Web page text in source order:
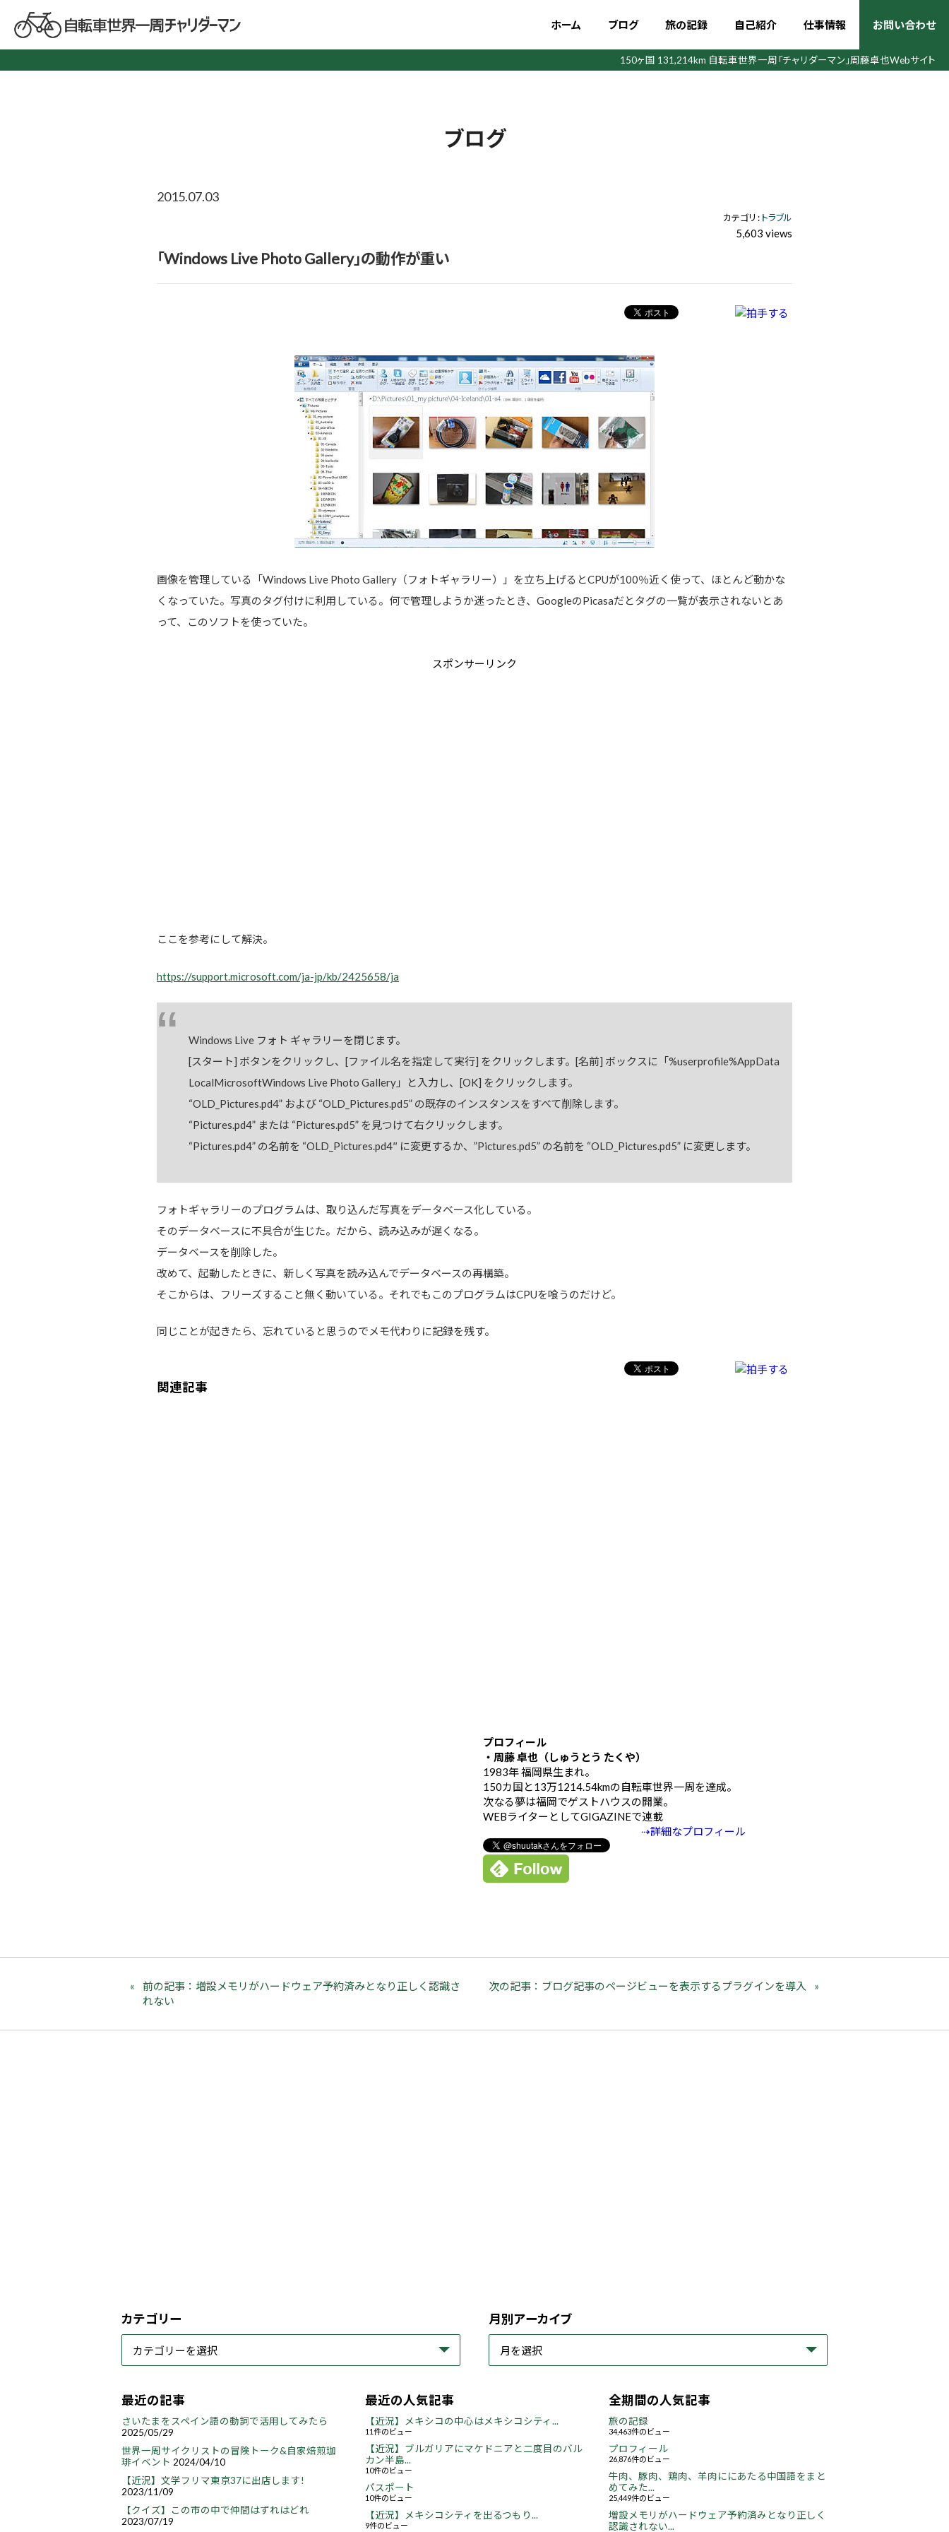
ホーム ブログ 旅の記録 自己紹介 仕事情報 お問い合わせ
150ヶ国 131,214km 自転車世界一周 「チャリダーマン」周藤卓也Webサイト
ブログ
2015.07.03
カテゴリ : トラブル
5,603 views
「Windows Live Photo Gallery」の動作が重い
画像を管理している「Windows Live Photo Gallery（フォトギャラリー）」を立ち上げるとCPUが100％近く使って、ほとんど動かな
くなっていた。写真のタグ付けに利用している。何で管理しようか迷ったとき、GoogleのPicasaだとタグの一覧が表示されないとあ
って、このソフトを使っていた。
スポンサーリンク
ここを参考にして解決。
https://support.microsoft.com/ja-jp/kb/2425658/ja
Windows Live フォト ギャラリーを閉じます。
[スタート] ボタンをクリックし、[ファイル名を指定して実行] をクリックします。[名前] ボックスに「%userprofile%AppData
LocalMicrosoftWindows Live Photo Gallery」と入力し、[OK] をクリックします。
“OLD_Pictures.pd4” および “OLD_Pictures.pd5” の既存のインスタンスをすべて削除します。
“Pictures.pd4” または “Pictures.pd5” を見つけて右クリックします。
“Pictures.pd4” の名前を “OLD_Pictures.pd4″ に変更するか、”Pictures.pd5” の名前を “OLD_Pictures.pd5” に変更します。
フォトギャラリーのプログラムは、取り込んだ写真をデータベース化している。
そのデータベースに不具合が生じた。だから、読み込みが遅くなる。
データベースを削除した。
改めて、起動したときに、新しく写真を読み込んでデータベースの再構築。
そこからは、フリーズすること無く動いている。それでもこのプログラムはCPUを喰うのだけど。
同じことが起きたら、忘れていると思うのでメモ代わりに記録を残す。
関連記事
プロフィール
・周藤 卓也（しゅうとう たくや）
1983年 福岡県生まれ。
150カ国と13万1214.54kmの自転車世界一周を達成。
次なる夢は福岡でゲストハウスの開業。
WEBライターとしてGIGAZINEで連載
⇢詳細なプロフィール
前の記事：増設メモリがハードウェア予約済みとなり正しく認識さ
れない
次の記事：ブログ記事のページビューを表示するプラグインを導入
カテゴリー 月別アーカイブ
最近の記事
さいたまをスペイン語の動詞で活用してみたら
2025/05/29
世界一周サイクリストの冒険トーク&自家焙煎珈
琲イベント 2024/04/10
【近況】文学フリマ東京37に出店します!
2023/11/09
【クイズ】この市の中で仲間はずれはどれ
2023/07/19
最近の人気記事
【近況】メキシコの中心はメキシコシティ...
11件のビュー
【近況】ブルガリアにマケドニアと二度目のバル
カン半島...
10件のビュー
パスポート
10件のビュー
【近況】メキシコシティを出るつもり...
9件のビュー
全期間の人気記事
旅の記録
34,463件のビュー
プロフィール
26,876件のビュー
牛肉、豚肉、鶏肉、羊肉ににあたる中国語をまと
めてみた...
25,449件のビュー
増設メモリがハードウェア予約済みとなり正しく
認識されない...